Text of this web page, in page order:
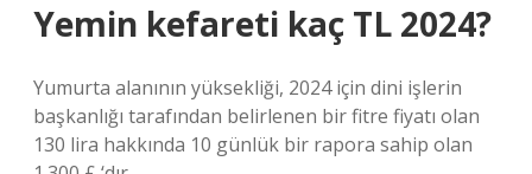
Yemin kefareti kaç TL 2024?
Yumurta alanının yüksekliği, 2024 için dini işlerin
başkanlığı tarafından belirlenen bir fitre fiyatı olan
130 lira hakkında 10 günlük bir rapora sahip olan